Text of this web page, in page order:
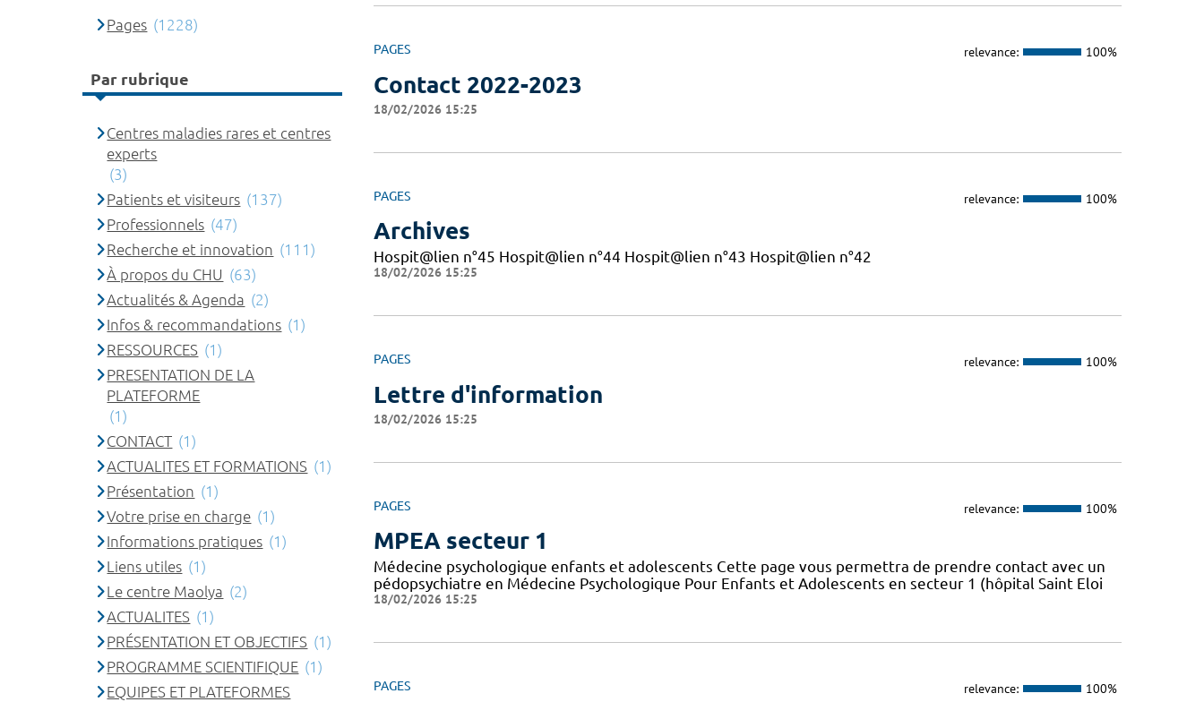
PAGES relevance: 100%
Contact 2022-2023
18/02/2026 15:25
PAGES relevance: 100%
Archives
Hospit@lien n°45 Hospit@lien n°44 Hospit@lien n°43 Hospit@lien n°42
18/02/2026 15:25
PAGES relevance: 100%
Lettre d'information
18/02/2026 15:25
PAGES relevance: 100%
MPEA secteur 1
Médecine psychologique enfants et adolescents Cette page vous permettra de prendre contact avec un
pédopsychiatre en Médecine Psychologique Pour Enfants et Adolescents en secteur 1 (hôpital Saint Eloi
18/02/2026 15:25
PAGES relevance: 100%
Pages (1228)
Par rubrique
Centres maladies rares et centres
experts
(3)
Patients et visiteurs (137)
Professionnels (47)
Recherche et innovation (111)
À propos du CHU (63)
Actualités & Agenda (2)
Infos & recommandations (1)
RESSOURCES (1)
PRESENTATION DE LA
PLATEFORME
(1)
CONTACT (1)
ACTUALITES ET FORMATIONS (1)
Présentation (1)
Votre prise en charge (1)
Informations pratiques (1)
Liens utiles (1)
Le centre Maolya (2)
ACTUALITES (1)
PRÉSENTATION ET OBJECTIFS (1)
PROGRAMME SCIENTIFIQUE (1)
EQUIPES ET PLATEFORMES